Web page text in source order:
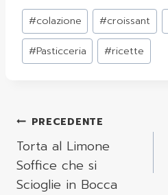
Tag
articolo:
#colazione #croissant
#Pasticceria #ricette
Navigazione
Articoli
PRECEDENTE
Torta al Limone
Soffice che si
Scioglie in Bocca